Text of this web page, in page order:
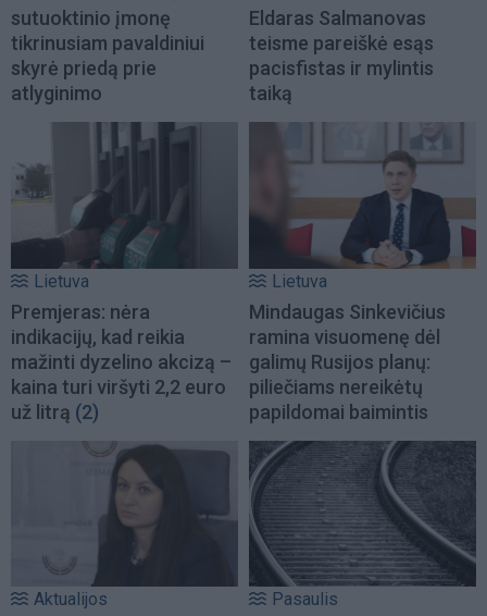
sutuoktinio įmonę
tikrinusiam pavaldiniui
skyrė priedą prie
atlyginimo
Eldaras Salmanovas
teisme pareiškė esąs
pacisfistas ir mylintis
taiką
Lietuva
Premjeras: nėra
indikacijų, kad reikia
mažinti dyzelino akcizą –
kaina turi viršyti 2,2 euro
už litrą (2)
Lietuva
Mindaugas Sinkevičius
ramina visuomenę dėl
galimų Rusijos planų:
piliečiams nereikėtų
papildomai baimintis
Aktualijos Pasaulis